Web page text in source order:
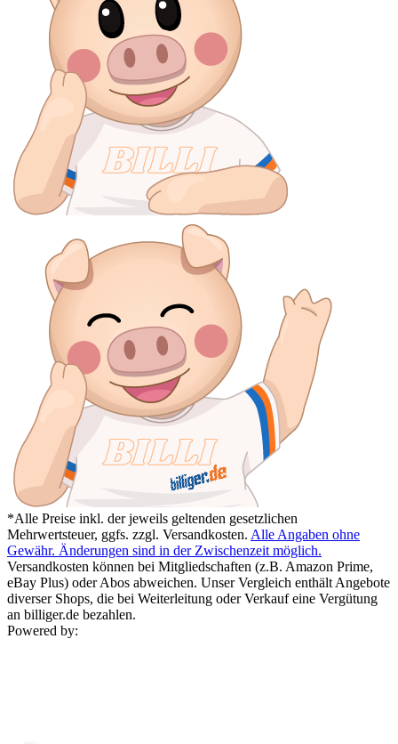
*Alle Preise inkl. der jeweils geltenden gesetzlichen
Mehrwertsteuer, ggfs. zzgl. Versandkosten. Alle Angaben ohne
Gewähr. Änderungen sind in der Zwischenzeit möglich.
Versandkosten können bei Mitgliedschaften (z.B. Amazon Prime,
eBay Plus) oder Abos abweichen. Unser Vergleich enthält Angebote
diverser Shops, die bei Weiterleitung oder Verkauf eine Vergütung
an billiger.de bezahlen.
Powered by: